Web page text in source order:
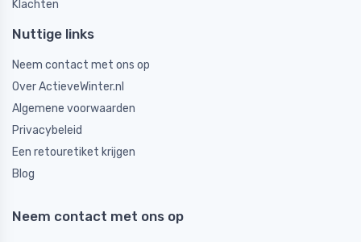
Klachten
Nuttige links
Neem contact met ons op
Over ActieveWinter.nl
Algemene voorwaarden
Privacybeleid
Een retouretiket krijgen
Blog
Neem contact met ons op